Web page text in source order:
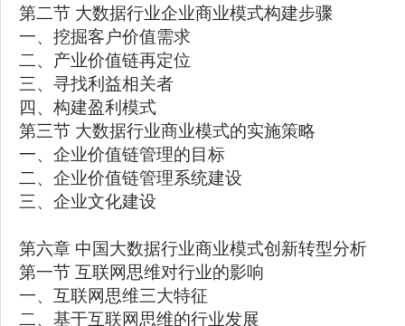
第二节 大数据行业企业商业模式构建步骤
一、挖掘客户价值需求
二、产业价值链再定位
三、寻找利益相关者
四、构建盈利模式
第三节 大数据行业商业模式的实施策略
一、企业价值链管理的目标
二、企业价值链管理系统建设
三、企业文化建设
第六章 中国大数据行业商业模式创新转型分析
第一节 互联网思维对行业的影响
一、互联网思维三大特征
二、基于互联网思维的行业发展